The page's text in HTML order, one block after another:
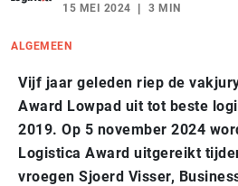
15 MEI 2024 3 MIN
ALGEMEEN
Vijf jaar geleden riep de
Award Lowpad uit tot beste
2019. Op 5 november 2024
Logistica Award uitgereikt
vroegen Sjoerd Visser,